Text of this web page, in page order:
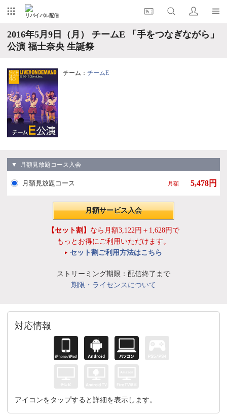
リバイバル配信
2016年5月9日（月） チームE 「手をつなぎながら」
公演 福士奈央 生誕祭
チーム： チームE
▼ 月額見放題コース入会
月額見放題コース 月額 5,478円
月額サービス入会
【セット割】 なら月額3,122円＋1,628円で
もっとお得にご利用いただけます。
セット割ご利用方法はこちら
ストリーミング期限：配信終了まで
期限・ライセンスについて
対応情報
アイコンをタップすると詳細を表示します。